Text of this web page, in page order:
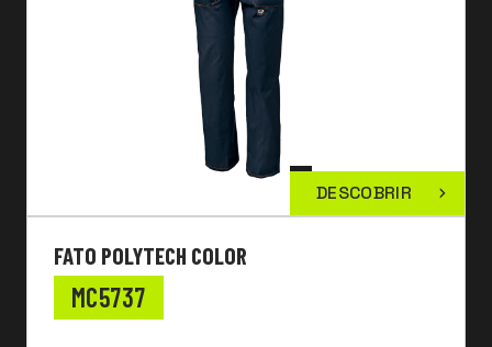
DESCOBRIR
FATO POLYTECH COLOR
MC5737